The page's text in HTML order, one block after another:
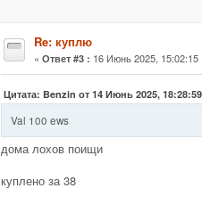
Re: куплю
« Ответ #3 : 16 Июнь 2025, 15:02:15
Цитата: Benzin от 14 Июнь 2025, 18:28:59
Val 100 ews
дома лохов поищи
куплено за 38